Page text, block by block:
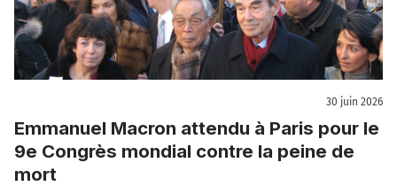
30 juin 2026
Emmanuel Macron attendu à Paris pour le
9e Congrès mondial contre la peine de
mort